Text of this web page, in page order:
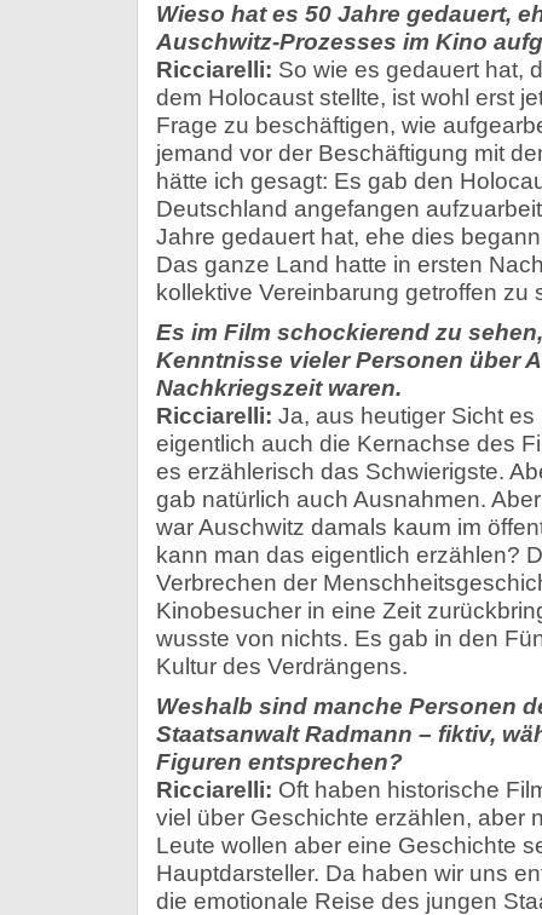
Wieso hat es 50 Jahre gedauert,
Auschwitz-Prozesses im Kino
Ricciarelli: So wie es gedauert hat,
dem Holocaust stellte, ist wohl erst
Frage zu beschäftigen, wie
jemand vor der Beschäftigung mit
hätte ich gesagt: Es gab den
Deutschland angefangen
Jahre gedauert hat, ehe dies
Das ganze Land hatte in ersten
kollektive Vereinbarung getroffen zu
Es im Film schockierend zu
Kenntnisse vieler Personen über
Nachkriegszeit waren.
Ricciarelli: Ja, aus heutiger Sicht
eigentlich auch die Kernachse des
es erzählerisch das Schwierigste.
gab natürlich auch Ausnahmen.
war Auschwitz damals kaum im
kann man das eigentlich erzählen?
Verbrechen der
Kinobesucher in eine Zeit
wusste von nichts. Es gab in den
Kultur des Verdrängens.
Weshalb sind manche Personen
Staatsanwalt Radmann – fiktiv,
Figuren entsprechen?
Ricciarelli: Oft haben historische
viel über Geschichte erzählen, aber
Leute wollen aber eine Geschichte
Hauptdarsteller. Da haben wir uns
die emotionale Reise des jungen